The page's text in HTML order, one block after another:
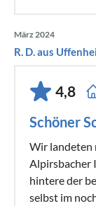
März 2024
R. D. aus
4,8
Schöner
Wir landeten
Alpirsbacher
hintere der
selbst im